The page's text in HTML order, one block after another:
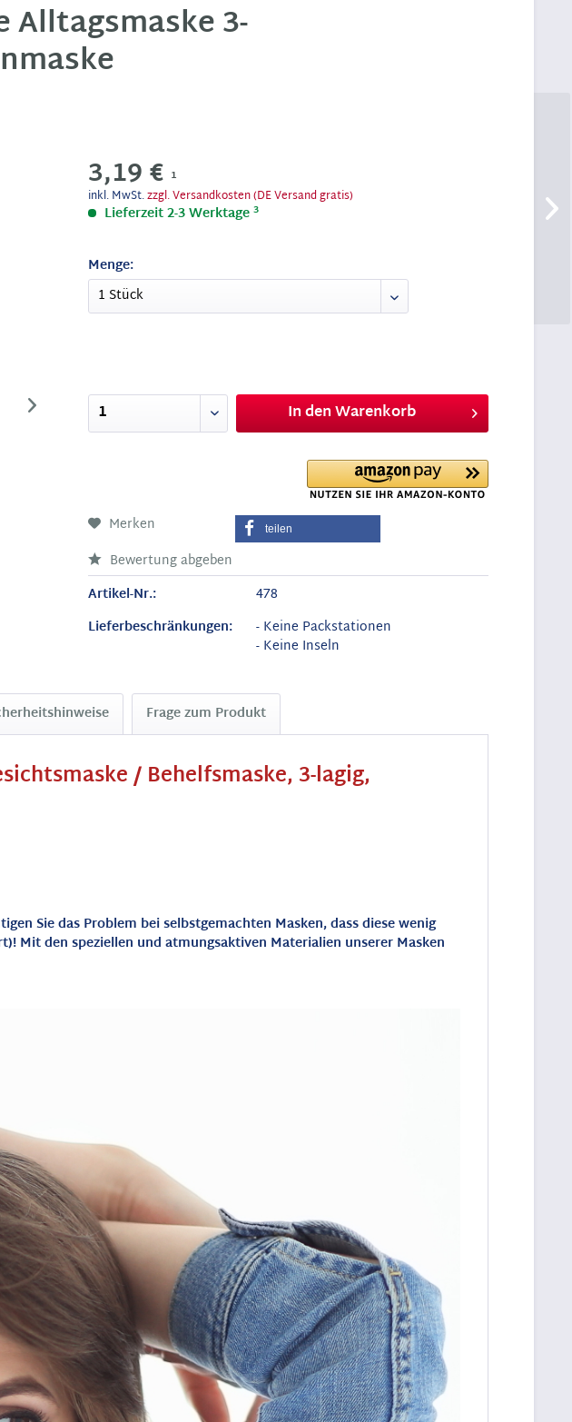
Alltagsmaske 3-
3,19 € 1
inkl. MwSt.zzgl. Versandkosten (DE Versand gratis)
Lieferzeit 2-3 Werktage3
Menge:
In denWarenkorb
Merken teilen
Bewertung abgeben
Artikel-Nr.:
478
Lieferbeschränkungen:
- Keine Packstationen
- Keine Inseln
Frage zum Produkt
/ Behelfsmaske, 3-lagig,
Sie das Problem bei selbstgemachten Masken, dass diese wenig
Mit den speziellen und atmungsaktiven Materialien unserer Masken